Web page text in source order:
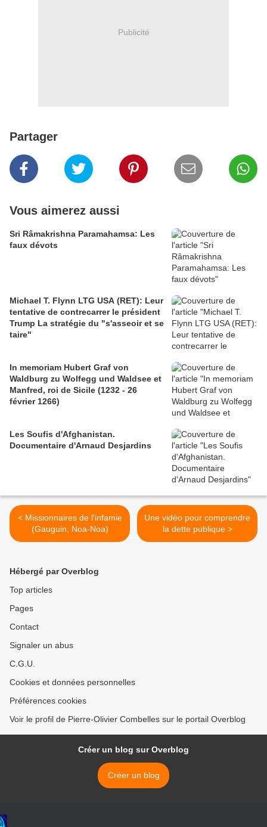
Publicité
Partager
Vous aimerez aussi
Sri Râmakrishna Paramahamsa: Les
faux dévots
Michael T. Flynn LTG USA (RET): Leur
tentative de contrecarrer le président
Trump La stratégie du "s'asseoir et se
taire"
In memoriam Hubert Graf von
Waldburg zu Wolfegg und Waldsee et
Manfred, roi de Sicile (1232 - 26
février 1266)
Les Soufis d'Afghanistan.
Documentaire d'Arnaud Desjardins
< Missionnaires de l'infamie
(Gauguin, Noa-Noa)
Une vidéo pour comprendre
la dette publique >
Hébergé par Overblog
Top articles
Pages
Contact
Signaler un abus
C.G.U.
Cookies et données personnelles
Préférences cookies
Voir le profil de Pierre-Olivier Combelles sur le portail Overblog
Créer un blog sur Overblog
Créer un blog